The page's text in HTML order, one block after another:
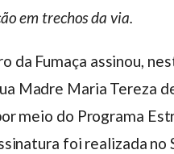
em trechos da via.
da Fumaça assinou,
Madre Maria Tereza
meio do Programa
foi realizada